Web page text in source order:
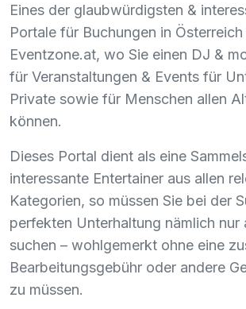
Eines der glaubwürdigsten &
Portale für Buchungen in
Eventzone.at, wo Sie einen DJ &
für Veranstaltungen & Events für
Private sowie für Menschen allen
können.
Dieses Portal dient als eine
interessante Entertainer aus allen
Kategorien, so müssen Sie bei der
perfekten Unterhaltung nämlich nur
suchen – wohlgemerkt ohne eine
Bearbeitungsgebühr oder andere
zu müssen.